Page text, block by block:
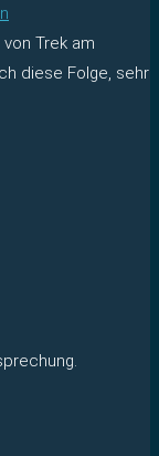
Trek am
diese Folge, sehr